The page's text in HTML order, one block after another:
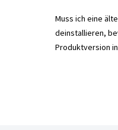
Muss ich eine
deinstallieren,
Produktversion